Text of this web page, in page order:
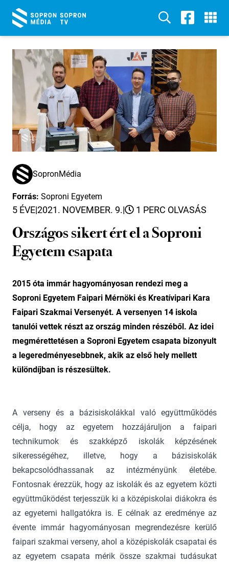
SopronMédia
Forrás: Soproni Egyetem
5 ÉVE|2021. NOVEMBER. 9.| 1 PERC OLVASÁS
Országos sikert ért el a Soproni
Egyetem csapata
2015 óta immár hagyományosan rendezi meg a
Soproni Egyetem Faipari Mérnöki és Kreatívipari Kara
Faipari Szakmai Versenyét. A versenyen 14 iskola
tanulói vettek részt az ország minden részéből. Az idei
megmérettetésen a Soproni Egyetem csapata bizonyult
a legeredményesebbnek, akik az első hely mellett
különdíjban is részesültek.
A verseny és a bázisiskolákkal való együttműködés
célja, hogy az egyetem hozzájáruljon a faipari
technikumok és szakképző iskolák képzésének
sikerességéhez, illetve, hogy a bázisiskolák
bekapcsolódhassanak az intézményünk életébe.
Fontosnak érezzük, hogy az iskolák és az egyetem közti
együttműködést terjesszük ki a középiskolai diákokra és
az egyetemi hallgatókra is. E célnak az eredménye az
évente immár hagyományosan megrendezésre kerülő
faipari szakmai verseny, ahol a középiskolák csapatai és
az egyetem csapata mérik össze szakmai tudásukat